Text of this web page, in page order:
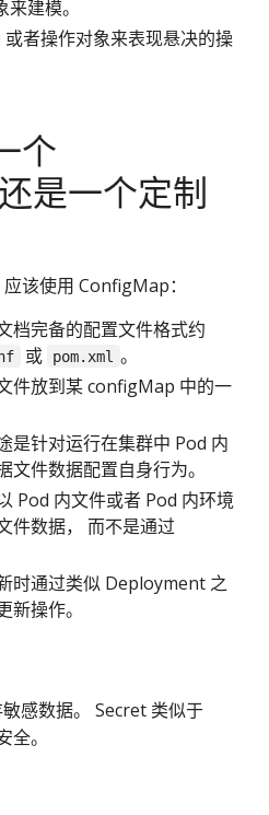
建模。
者操作对象来表现悬决的操
个
是一个定制
该使用 ConfigMap：
档完备的配置文件格式约
或 pom.xml 。
件放到某 configMap 中的一
是针对运行在集群中 Pod 内
文件数据配置自身行为。
Pod 内文件或者 Pod 内环境
件数据， 而不是通过
时通过类似 Deployment 之
新操作。
感数据。 Secret 类似于
。